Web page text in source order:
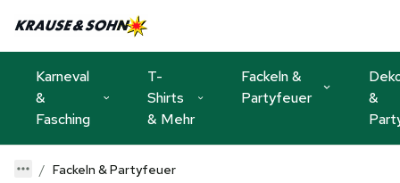
Karneval
&
Fasching
T-
Shirts
& Mehr
Fackeln &
Partyfeuer
&
Fackeln & Partyfeuer